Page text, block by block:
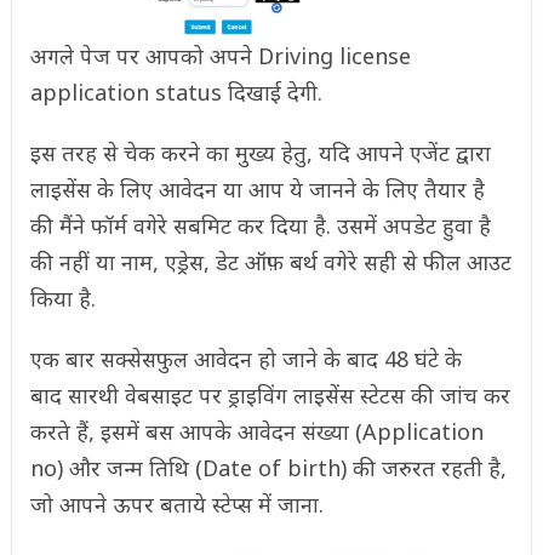
अगले पेज पर आपको अपने Driving license
application status दिखाई देगी.
इस तरह से चेक करने का मुख्य हेतु, यदि आपने एजेंट द्वारा
लाइसेंस के लिए आवेदन या आप ये जानने के लिए तैयार है
की मैंने फॉर्म वगेरे सबमिट कर दिया है. उसमें अपडेट हुवा है
की नहीं या नाम, एड्रेस, डेट ऑफ़ बर्थ वगेरे सही से फील आउट
किया है.
एक बार सक्सेसफुल आवेदन हो जाने के बाद 48 घंटे के
बाद सारथी वेबसाइट पर ड्राइविंग लाइसेंस स्टेटस की जांच कर
करते हैं, इसमें बस आपके आवेदन संख्या (Application
no) और जन्म तिथि (Date of birth) की जरुरत रहती है,
जो आपने ऊपर बताये स्टेप्स में जाना.